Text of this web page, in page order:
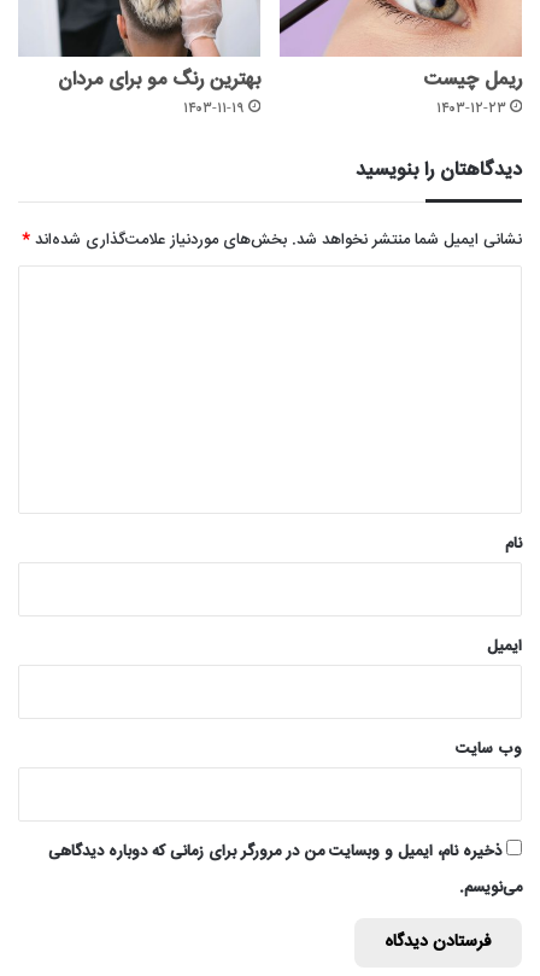
ریمل چیست
۱۴۰۳-۱۲-۲۳
بهترین رنگ مو برای مردان
۱۴۰۳-۱۱-۱۹
دیدگاهتان را بنویسید
نشانی ایمیل شما منتشر نخواهد شد. بخش‌های موردنیاز علامت‌گذاری شده‌اند*
نام
ایمیل
وب‌ سایت
ذخیره نام، ایمیل و وبسایت من در مرورگر برای زمانی که دوباره دیدگاهی
می‌نویسم.